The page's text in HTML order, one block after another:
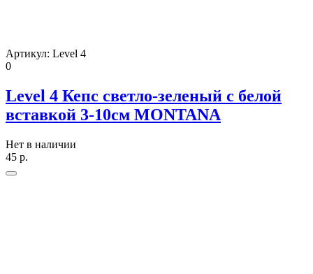
Артикул: Level 4
0
Level 4 Кепс светло-зеленый с белой
вставкой 3-10см MONTANA
Нет в наличии
45 р.